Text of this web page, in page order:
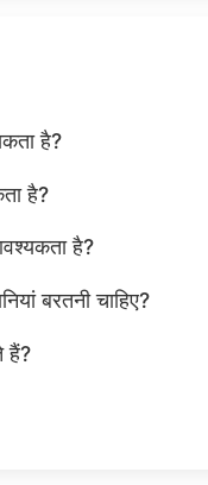
है?
है?
है?
बरतनी चाहिए?
हैं?